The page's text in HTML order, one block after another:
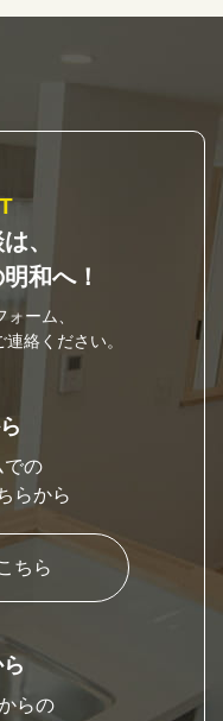
、
和へ！
ーム、
絡ください。
での
らから
ちら
らの